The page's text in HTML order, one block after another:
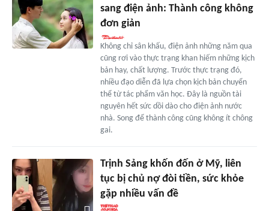
sang điện ảnh: Thành công không
đơn giản
Không chỉ sân khấu, điện ảnh những năm qua
cũng rơi vào thực trạng khan hiếm những kịch
bản hay, chất lượng. Trước thực trạng đó,
nhiều đạo diễn đã lựa chọn kịch bản chuyển
thể từ tác phẩm văn học. Đây là nguồn tài
nguyên hết sức dồi dào cho điện ảnh nước
nhà. Song để thành công cũng không ít chông
gai.
Trịnh Sảng khốn đốn ở Mỹ, liên
tục bị chủ nợ đòi tiền, sức khỏe
gặp nhiều vấn đề